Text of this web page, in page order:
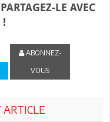
LE AVEC
!
ABONNEZ-
VOUS